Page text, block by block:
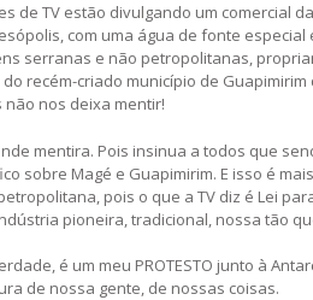
de TV estão divulgando um comercial
com uma água de fonte
serranas e não petropolitanas,
recém-criado município de
não nos deixa mentir!
mentira. Pois insinua a todos que
sobre Magé e Guapimirim. E isso é
pois o que a TV diz é Lei
pioneira, tradicional, nossa tão
é um meu PROTESTO junto à
de nossa gente, de nossas coisas.